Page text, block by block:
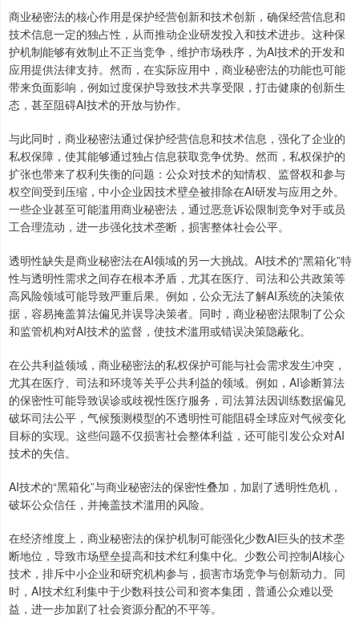
商业秘密法的核心作用是保护经营创新和技术创新，确保经营信息和
技术信息一定的独占性，从而推动企业研发投入和技术进步。这种保
护机制能够有效制止不正当竞争，维护市场秩序，为AI技术的开发和
应用提供法律支持。然而，在实际应用中，商业秘密法的功能也可能
带来负面影响，例如过度保护导致技术共享受限，打击健康的创新生
态，甚至阻碍AI技术的开放与协作。
与此同时，商业秘密法通过保护经营信息和技术信息，强化了企业的
私权保障，使其能够通过独占信息获取竞争优势。然而，私权保护的
扩张也带来了权利失衡的问题：公众对技术的知情权、监督权和参与
权空间受到压缩，中小企业因技术壁垒被排除在AI研发与应用之外。
一些企业甚至可能滥用商业秘密法，通过恶意诉讼限制竞争对手或员
工合理流动，进一步强化技术垄断，损害整体社会公平。
透明性缺失是商业秘密法在AI领域的另一大挑战。AI技术的“黑箱化”特
性与透明性需求之间存在根本矛盾，尤其在医疗、司法和公共政策等
高风险领域可能导致严重后果。例如，公众无法了解AI系统的决策依
据，容易掩盖算法偏见并误导决策者。同时，商业秘密法限制了公众
和监管机构对AI技术的监督，使技术滥用或错误决策隐蔽化。
在公共利益领域，商业秘密法的私权保护可能与社会需求发生冲突，
尤其在医疗、司法和环境等关乎公共利益的领域。例如，AI诊断算法
的保密性可能导致误诊或歧视性医疗服务，司法算法因训练数据偏见
破坏司法公平，气候预测模型的不透明性可能阻碍全球应对气候变化
目标的实现。这些问题不仅损害社会整体利益，还可能引发公众对AI
技术的失信。
AI技术的“黑箱化”与商业秘密法的保密性叠加，加剧了透明性危机，
破坏公众信任，并掩盖技术滥用的风险。
在经济维度上，商业秘密法的保护机制可能强化少数AI巨头的技术垄
断地位，导致市场壁垒提高和技术红利集中化。少数公司控制AI核心
技术，排斥中小企业和研究机构参与，损害市场竞争与创新动力。同
时，AI技术红利集中于少数科技公司和资本集团，普通公众难以受
益，进一步加剧了社会资源分配的不平等。